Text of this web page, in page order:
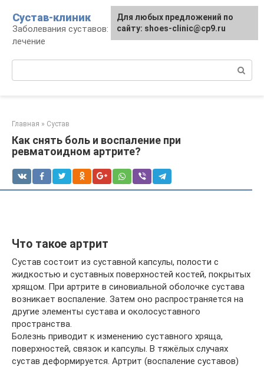
контенту
Сустав-клиник
Заболевания суставов: профилактика и
лечение
Главная » Сустав
Как снять боль и воспаление при
ревматоидном артрите?
Что такое артрит
Сустав состоит из суставной капсулы, полости с
жидкостью и суставных поверхностей костей, покрытых
хрящом. При артрите в синовиальной оболочке сустава
возникает воспаление. Затем оно распространяется на
другие элементы сустава и околосуставного
пространства.
Болезнь приводит к изменению суставного хряща,
поверхностей, связок и капсулы. В тяжёлых случаях
сустав деформируется. Артрит (воспаление суставов)
Для любых предложений по
сайту: shoes-clinic@cp9.ru